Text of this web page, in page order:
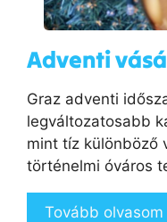
Adventi
Graz adventi
legváltozatosabb
mint tíz különböző
történelmi óváros
Tovább olvasom